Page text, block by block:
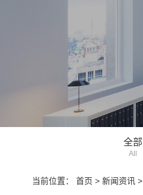
全部
All
当前位置： 首页 > 新闻资讯>